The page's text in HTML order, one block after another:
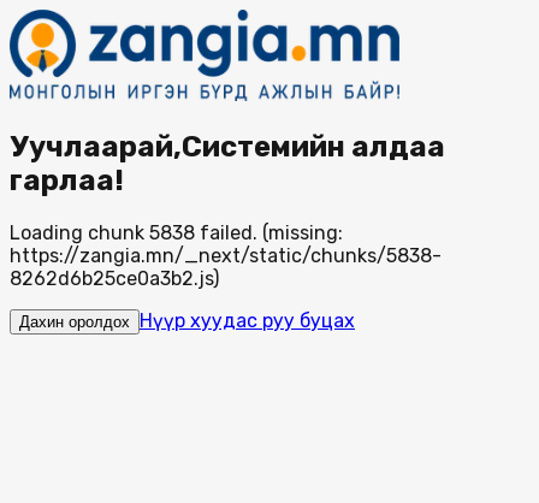
Уучлаарай,Системийн алдаа
гарлаа!
Loading chunk 5838 failed. (missing:
https://zangia.mn/_next/static/chunks/5838-
8262d6b25ce0a3b2.js)
Дахин оролдох Нүүр хуудас руу буцах